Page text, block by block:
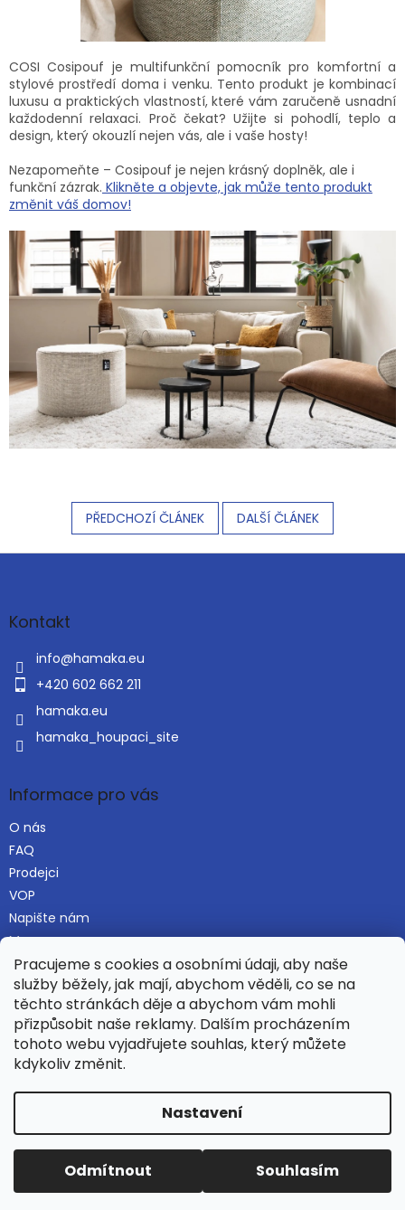
Pracujeme s cookies a osobními údaji, aby naše
služby běžely, jak mají, abychom věděli, co se na
těchto stránkách děje a abychom vám mohli
přizpůsobit naše reklamy. Dalším procházením
tohoto webu vyjadřujete souhlas, který můžete
kdykoliv změnit.
Nastavení
Odmítnout Souhlasím
COSI Cosipouf je multifunkční pomocník pro komfortní a
stylové prostředí doma i venku. Tento produkt je kombinací
luxusu a praktických vlastností, které vám zaručeně usnadní
každodenní relaxaci. Proč čekat? Užijte si pohodlí, teplo a
design, který okouzlí nejen vás, ale i vaše hosty!
Nezapomeňte – Cosipouf je nejen krásný doplněk, ale i
funkční zázrak. Klikněte a objevte, jak může tento produkt
změnit váš domov!
PŘEDCHOZÍ ČLÁNEK DALŠÍ ČLÁNEK
Z
aKontakt
info@hamaka.eu
+420 602 662 211
hamaka.eu
hamaka_houpaci_site
Informace pro vás
O nás
FAQ
Prodejci
VOP
Napište nám
Mapa serveru
Najdete nás i na Alza.cz
Copyright 2026Hamaka.eu. Všechna práva vyhrazena.
Upravit nastavení cookies